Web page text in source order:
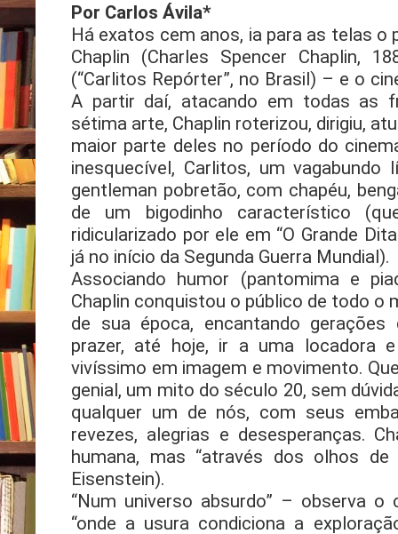
Por Carlos Ávila*
Há exatos cem anos, ia para as telas o
Chaplin (Charles Spencer Chaplin,
(“Carlitos Repórter”, no Brasil) – e o
A partir daí, atacando em todas as
sétima arte, Chaplin roterizou, dirigiu,
maior parte deles no período do
inesquecível, Carlitos, um
gentleman pobretão, com chapéu,
de um bigodinho característico
ridicularizado por ele em “O Grande
já no início da Segunda Guerra Mundial).
Associando humor (pantomima e
Chaplin conquistou o público de todo o
de sua época, encantando gerações
prazer, até hoje, ir a uma locadora
vivíssimo em imagem e movimento.
genial, um mito do século 20, sem
qualquer um de nós, com seus
revezes, alegrias e desesperanças.
humana, mas “através dos olhos
Eisenstein).
“Num universo absurdo” – observa
“onde a usura condiciona a